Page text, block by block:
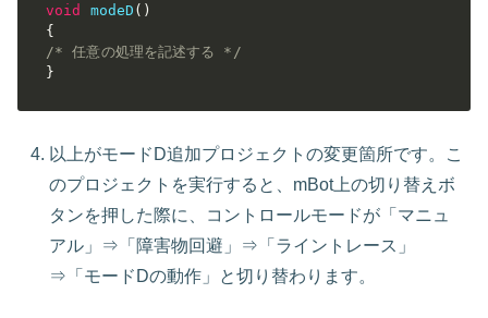
void modeD ( )
{
/* 任意の処理を記述する */
}
以上がモードD追加プロジェクトの変更箇所です。こ
のプロジェクトを実行すると、mBot上の切り替えボ
タンを押した際に、コントロールモードが「マニュ
アル」⇒「障害物回避」⇒「ライントレース」
⇒「モードDの動作」と切り替わります。